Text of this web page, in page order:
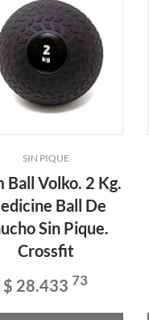
SIN PIQUE
Ball Volko. 2 Kg.
Ball De
Sin Pique.
Crossfit
$ 28.433 73